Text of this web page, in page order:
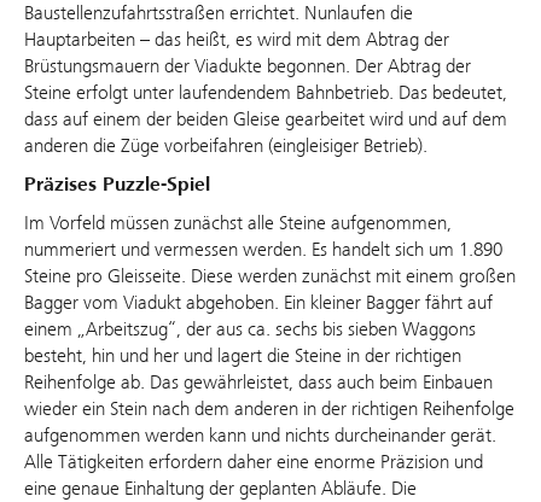
Baustellenzufahrtsstraßen errichtet. Nunlaufen die
Hauptarbeiten – das heißt, es wird mit dem Abtrag der
Brüstungsmauern der Viadukte begonnen. Der Abtrag der
Steine erfolgt unter laufendendem Bahnbetrieb. Das bedeutet,
dass auf einem der beiden Gleise gearbeitet wird und auf dem
anderen die Züge vorbeifahren (eingleisiger Betrieb).
Präzises Puzzle-Spiel
Im Vorfeld müssen zunächst alle Steine aufgenommen,
nummeriert und vermessen werden. Es handelt sich um 1.890
Steine pro Gleisseite. Diese werden zunächst mit einem großen
Bagger vom Viadukt abgehoben. Ein kleiner Bagger fährt auf
einem „Arbeitszug“, der aus ca. sechs bis sieben Waggons
besteht, hin und her und lagert die Steine in der richtigen
Reihenfolge ab. Das gewährleistet, dass auch beim Einbauen
wieder ein Stein nach dem anderen in der richtigen Reihenfolge
aufgenommen werden kann und nichts durcheinander gerät.
Alle Tätigkeiten erfordern daher eine enorme Präzision und
eine genaue Einhaltung der geplanten Abläufe. Die